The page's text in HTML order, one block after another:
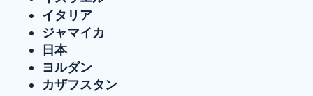
イタリア
ジャマイカ
日本
ヨルダン
カザフスタン